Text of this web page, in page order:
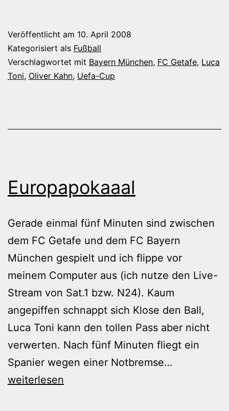
ist
nicht
vorbei
Veröffentlicht am 10. April 2008
Kategorisiert als Fußball
Verschlagwortet mit Bayern München, FC Getafe, Luca
Toni, Oliver Kahn, Uefa-Cup
Europapokaaal
Gerade einmal fünf Minuten sind zwischen
dem FC Getafe und dem FC Bayern
München gespielt und ich flippe vor
meinem Computer aus (ich nutze den Live-
Stream von Sat.1 bzw. N24). Kaum
angepiffen schnappt sich Klose den Ball,
Luca Toni kann den tollen Pass aber nicht
verwerten. Nach fünf Minuten fliegt ein
Spanier wegen einer Notbremse…
weiterlesen